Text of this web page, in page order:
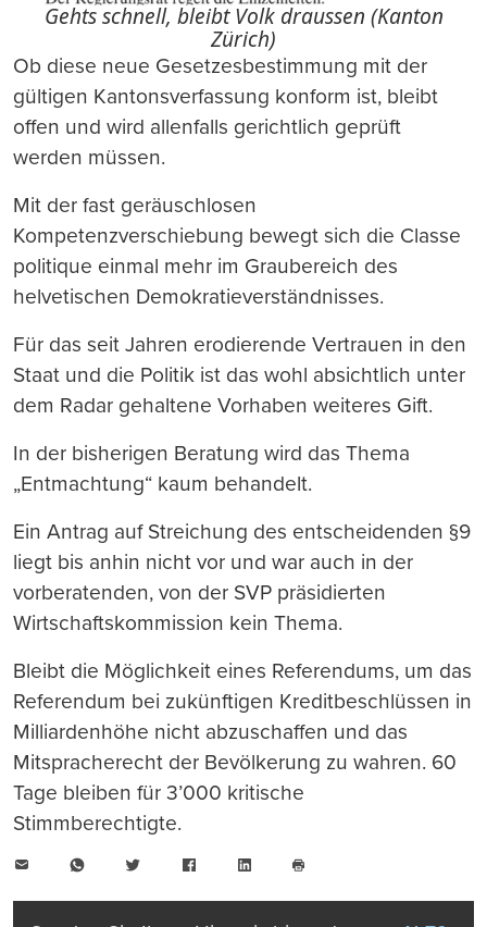
Gehts schnell, bleibt Volk draussen (Kanton
Zürich)
Ob diese neue Gesetzesbestimmung mit der
gültigen Kantonsverfassung konform ist, bleibt
offen und wird allenfalls gerichtlich geprüft
werden müssen.
Mit der fast geräuschlosen
Kompetenzverschiebung bewegt sich die Classe
politique einmal mehr im Graubereich des
helvetischen Demokratieverständnisses.
Für das seit Jahren erodierende Vertrauen in den
Staat und die Politik ist das wohl absichtlich unter
dem Radar gehaltene Vorhaben weiteres Gift.
In der bisherigen Beratung wird das Thema
„Entmachtung“ kaum behandelt.
Ein Antrag auf Streichung des entscheidenden §9
liegt bis anhin nicht vor und war auch in der
vorberatenden, von der SVP präsidierten
Wirtschaftskommission kein Thema.
Bleibt die Möglichkeit eines Referendums, um das
Referendum bei zukünftigen Kreditbeschlüssen in
Milliardenhöhe nicht abzuschaffen und das
Mitspracherecht der Bevölkerung zu wahren. 60
Tage bleiben für 3’000 kritische
Stimmberechtigte.
WhatsAppTwitter FacebookLinkedIn
drucken